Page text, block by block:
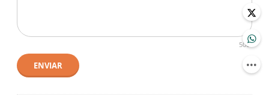
500
ENVIAR